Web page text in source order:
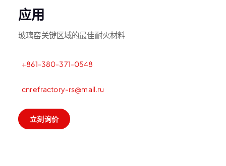
应用
玻璃窑关键区域的最佳耐火材料
+861-380-371-0548
cnrefractory-rs@mail.ru
立刻询价